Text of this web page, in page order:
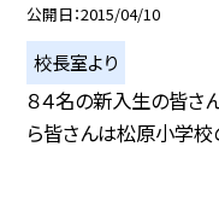
公開日 2015/04/10
校長室より
８４名の新入生の皆さ
ら皆さんは松原小学校